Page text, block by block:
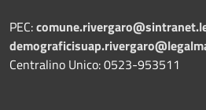
PEC:
Centralino Unico: 0523-953511